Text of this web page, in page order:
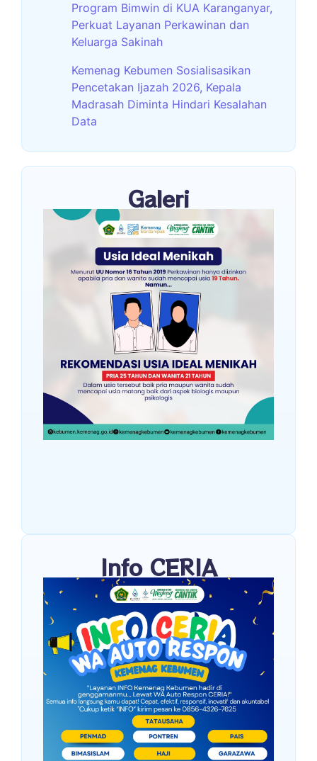
Program Bimwin di KUA Karanganyar,
Perkuat Layanan Perkawinan dan
Keluarga Sakinah
Kemenag Kebumen Sosialisasikan
Pencetakan Ijazah 2026, Kepala
Madrasah Diminta Hindari Kesalahan
Data
Galeri
Info CERIA